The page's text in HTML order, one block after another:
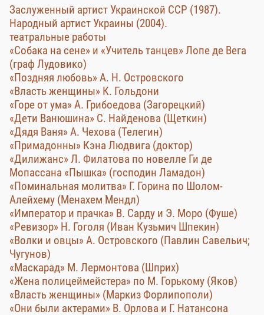
Заслуженный артист Украинской ССР (1987).
Народный артист Украины (2004).
театральные работы
«Собака на сене» и «Учитель танцев» Лопе де Вега
(граф Лудовико)
«Поздняя любовь» А. Н. Островского
«Власть женщины» К. Гольдони
«Горе от ума» А. Грибоедова (Загорецкий)
«Дети Ванюшина» С. Найденова (Щеткин)
«Дядя Ваня» А. Чехова (Телегин)
«Примадонны» Кэна Людвига (доктор)
«Дилижанс» Л. Филатова по новелле Ги де
Мопассана «Пышка» (господин Ламадон)
«Поминальная молитва» Г. Горина по Шолом-
Алейхему (Менахем Мендл)
«Император и прачка» В. Сарду и Э. Моро (Фуше)
«Ревизор» Н. Гоголя (Иван Кузьмич Шпекин)
«Волки и овцы» А. Островского (Павлин Савельич;
Чугунов)
«Маскарад» М. Лермонтова (Шприх)
«Жена полицеймейстера» по М. Горькому (Яков)
«Власть женщины» (Маркиз Форлипополи)
«Они были актерами» В. Орлова и Г. Натансона